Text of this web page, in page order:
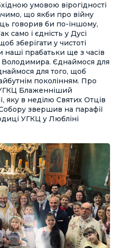
умовою вірогідності
що якби про війну
говорив би по-іншому,
само і єдність у Дусі
зберігати у чистоті
наші прабатьки ще з часів
Єднаймося для
для того, щоб
поколінням. Про
Блаженніший
яку в неділю Святих Отців
звершив на парафії
УГКЦ у Любліні